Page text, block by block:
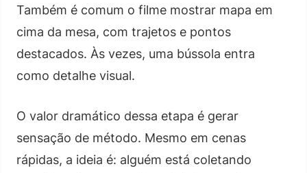
Também é comum o filme mostrar mapa em
cima da mesa, com trajetos e pontos
destacados. Às vezes, uma bússola entra
como detalhe visual.
O valor dramático dessa etapa é gerar
sensação de método. Mesmo em cenas
rápidas, a ideia é: alguém está coletando